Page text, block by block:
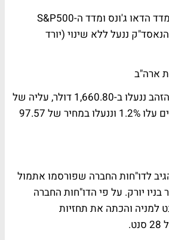
עם סיום יום המסחר, מדד הדאו ג'ונס ומדד ה-S&P500
ומדד הנאסד"ק ננעל ללא שינוי (יורד
ארה"ב
החוזים העתידיים על הזהב ננעלו ב-1,660.80 דולר, עליה של
0.5%. החוזים העתידיים עלו 1.2% וננעלו במחיר של 97.57
לדו"חות החברה שפורסמו אתמול
יורק. על פי הדו"חות החברה
רווח של 32 סנט למניה והכתה את תחזיות